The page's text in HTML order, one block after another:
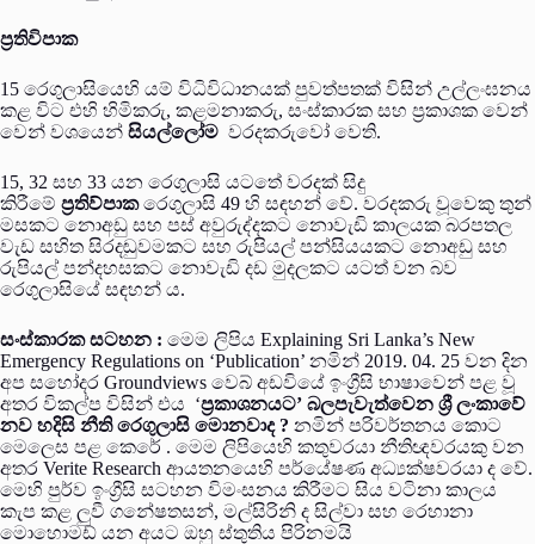
ප්‍රතිවිපාක
15 රෙගුලාසියෙහි යම් විධිවිධානයක් පුවත්පතක් විසින් උල්ලංඝනය
කළ විට එහි හිමිකරු, කළමනාකරු, සංස්කාරක සහ ප්‍රකාශක වෙන්
වෙන් වශයෙන් සියල්ලෝම වරදකරුවෝ වෙති.
15, 32 සහ 33 යන රෙගුලාසි යටතේ වරදක් සිදු
කිරීමේ ප්‍රතිව්පාකරෙගුලාසි 49 හි සඳහන් වේ. වරදකරු වූවෙකු තුන්
මසකට නොඅඩු සහ පස් අවුරුද්දකට නොවැඩි කාලයක බරපතල
වැඩ සහිත සිරදඬුවමකට සහ රුපියල් පන්සියයකට නොඅඩු සහ
රුපියල් පන්දහසකට නොවැඩි දඩ මුදලකට යටත් වන බව
රෙගුලාසියේ සඳහන් ය.
සංස්කාරක සටහන : මෙම ලිපිය Explaining Sri Lanka’s New
Emergency Regulations on ‘Publication’ නමින් 2019. 04. 25 වන දින
අප සහෝදර Groundviews වෙබ් අඩවියේ ඉංග්‍රීසි භාෂාවෙන් පළ වූ
අතර විකල්ප විසින් එය ‘ප්‍රකාශනයට’ බලපැවැත්වෙන ශ්‍රී ලංකාවේ
නව හදිසි නීති රෙගුලාසි මොනවාද ? නමින් පරිවර්තනය කොට
මෙලෙස පළ කෙරේ . මෙම ලිපියෙහි කතුවරයා නීතිඥවරයකු වන
අතර Verite Research ආයතනයෙහි පර්යේෂණ අධ්‍යක්ෂවරයා ද වේ.
මෙහි පුර්ව ඉංග්‍රීසි සටහන විමංසනය කිරීමට සිය වටිනා කාලය
කැප කළ ලුවී ගනේෂතසන්, මල්සිරිනි ද සිල්වා සහ රෙහානා
මොහොමඩ් යන අයට ඔහු ස්තුතිය පිරිනමයි